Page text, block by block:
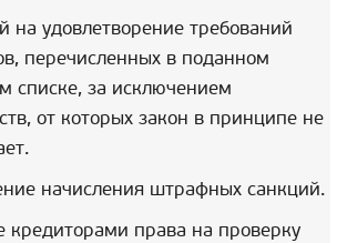
на удовлетворение требований
перечисленных в поданном
списке, за исключением
от которых закон в принципе не
начисления штрафных санкций.
кредиторами права на проверку